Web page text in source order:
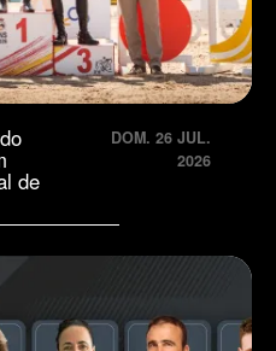
DOM. 26 JUL.
2026
de